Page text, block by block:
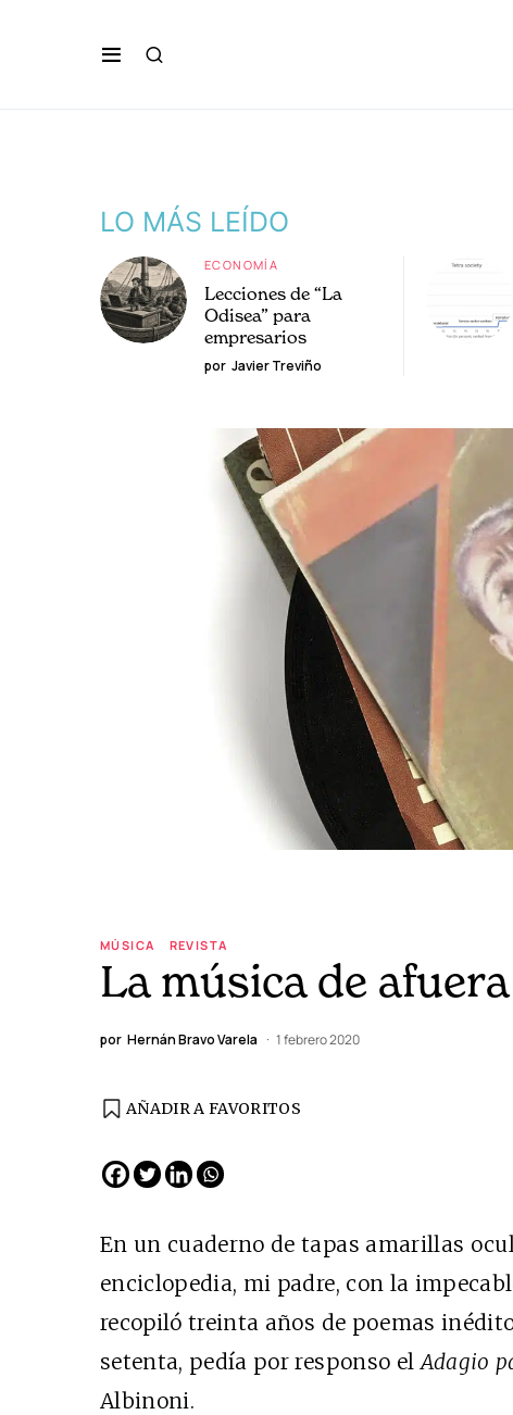
LO MÁS LEÍDO
ECONOMÍA
Lecciones de “La
Odisea” para
empresarios
por Javier Treviño
MÚSICA REVISTA
La música de afuera
por Hernán Bravo Varela 1 febrero 2020
AÑADIR A FAVORITOS
En un cuaderno de tapas amarillas
enciclopedia, mi padre, con la
recopiló treinta años de poemas
setenta, pedía por responso el Adagio
Albinoni.